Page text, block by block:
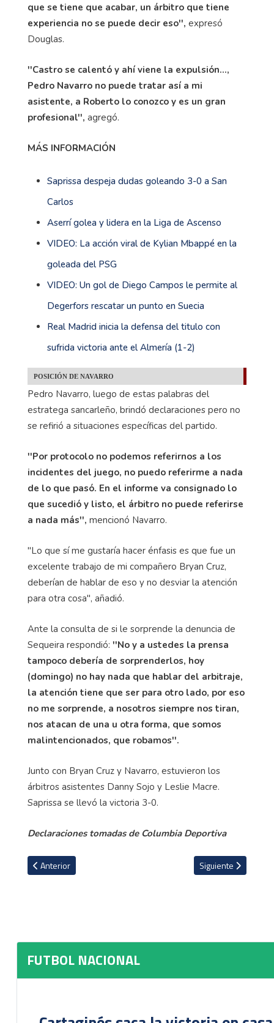
que se tiene que acabar, un árbitro que tiene
experiencia no se puede decir eso'', expresó
Douglas.
''Castro se calentó y ahí viene la expulsión...,
Pedro Navarro no puede tratar así a mi
asistente, a Roberto lo conozco y es un gran
profesional'', agregó.
MÁS INFORMACIÓN
Saprissa despeja dudas goleando 3-0 a San
Carlos
Aserrí golea y lidera en la Liga de Ascenso
VIDEO: La acción viral de Kylian Mbappé en la
goleada del PSG
VIDEO: Un gol de Diego Campos le permite al
Degerfors rescatar un punto en Suecia
Real Madrid inicia la defensa del titulo con
sufrida victoria ante el Almería (1-2)
POSICIÓN DE NAVARRO
Pedro Navarro, luego de estas palabras del
estratega sancarleño, brindó declaraciones pero no
se refirió a situaciones específicas del partido.
''Por protocolo no podemos referirnos a los
incidentes del juego, no puedo referirme a nada
de lo que pasó. En el informe va consignado lo
que sucedió y listo, el árbitro no puede referirse
a nada más'', mencionó Navarro.
''Lo que sí me gustaría hacer énfasis es que fue un
excelente trabajo de mi compañero Bryan Cruz,
deberían de hablar de eso y no desviar la atención
para otra cosa'', añadió.
Ante la consulta de si le sorprende la denuncia de
Sequeira respondió: ''No y a ustedes la prensa
tampoco debería de sorprenderlos, hoy
(domingo) no hay nada que hablar del arbitraje,
la atención tiene que ser para otro lado, por eso
no me sorprende, a nosotros siempre nos tiran,
nos atacan de una u otra forma, que somos
malintencionados, que robamos''.
Junto con Bryan Cruz y Navarro, estuvieron los
árbitros asistentes Danny Sojo y Leslie Macre.
Saprissa se llevó la victoria 3-0.
Declaraciones tomadas de Columbia Deportiva
Artículo anterior: Walter Centeno explica cuando su equipo
Anterior Artículo siguiente:
Siguiente
FUTBOL NACIONAL